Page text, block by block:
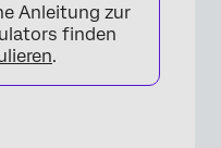
×
Anleitung zur
finden
.